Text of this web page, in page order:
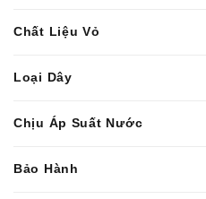
Chất Liệu Vỏ
Loại Dây
Chịu Áp Suất Nước
Bảo Hành